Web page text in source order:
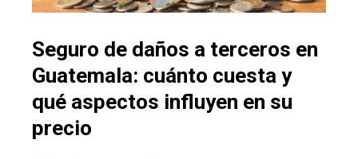
Seguro de daños a terceros en
Guatemala: cuánto cuesta y
qué aspectos influyen en su
precio